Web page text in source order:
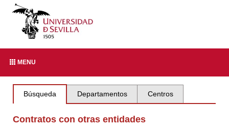
MENU
Búsqueda Departamentos Centros
Contratos con otras entidades